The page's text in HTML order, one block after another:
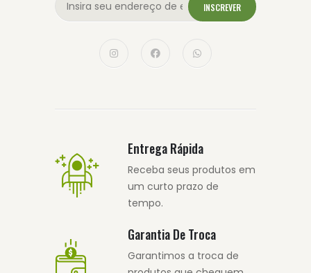
INSCREVER
Entrega Rápida
Receba seus produtos em
um curto prazo de
tempo.
Garantia De Troca
Garantimos a troca de